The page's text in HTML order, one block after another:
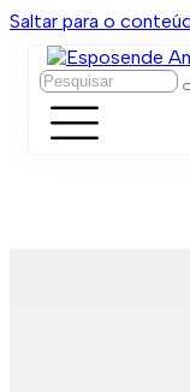
Saltar para o
Pesquisar